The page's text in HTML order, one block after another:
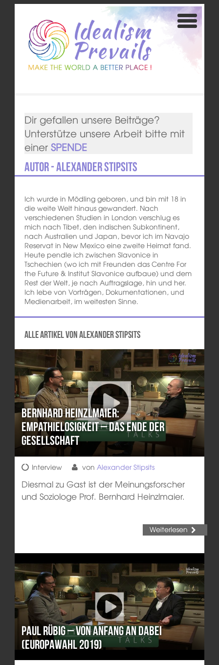
Dir gefallen unsere Beiträge?
Unterstütze unsere Arbeit bitte mit
einer SPENDE
Autor - Alexander Stipsits
Ich wurde in Mödling geboren, und bin mit 18 in
die weite Welt hinaus gewandert. Nach
verschiedenen Studien in London verschlug es
mich nach Tibet, den indischen Subkontinent,
nach Australien und Japan, bevor ich im Navajo
Reservat in New Mexico eine zweite Heimat fand.
Heute pendle ich zwischen Slavonice in
Tschechien (wo ich mit Freunden das Centre For
the Future & Institut Slavonice aufbaue) und dem
Rest der Welt, je nach Auftragslage, hin und her.
Ich lebe von Vorträgen, Dokumentationen, und
Medienarbeit, im weitesten Sinne.
Alle Artikel von Alexander Stipsits
Bernhard Heinzlmaier:
Empathielosigkeit – das Ende der
Gesellschaft
Interview von Alexander Stipsits
Diesmal zu Gast ist der Meinungsforscher
und Soziologe Prof. Bernhard Heinzlmaier.
Weiterlesen
Paul Rübig – Von Anfang an dabei
(Europawahl 2019)